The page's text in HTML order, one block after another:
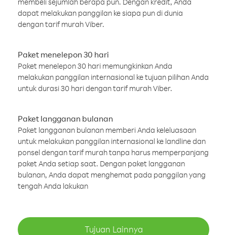
dapat melakukan panggilan ke siapa pun di dunia
dengan tarif murah Viber.
Paket menelepon 30 hari
Paket menelepon 30 hari memungkinkan Anda
melakukan panggilan internasional ke tujuan pilihan Anda
untuk durasi 30 hari dengan tarif murah Viber.
Paket langganan bulanan
Paket langganan bulanan memberi Anda keleluasaan
untuk melakukan panggilan internasional ke landline dan
ponsel dengan tarif murah tanpa harus memperpanjang
paket Anda setiap saat. Dengan paket langganan
bulanan, Anda dapat menghemat pada panggilan yang
tengah Anda lakukan
Tujuan Lainnya